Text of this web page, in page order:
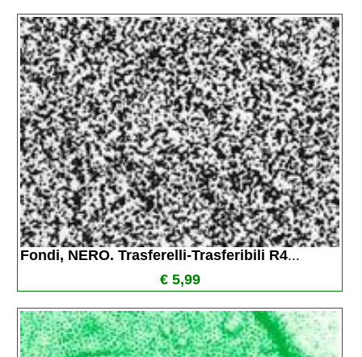
Fondi, NERO. Trasferelli-Trasferibili R4...
€ 5,99